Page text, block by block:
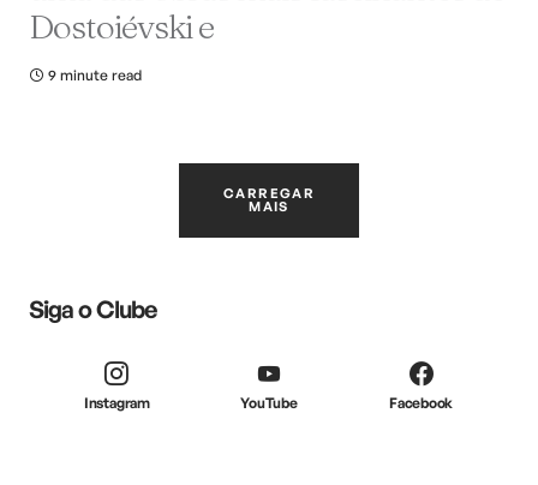
Dostoiévski e
9 minute read
CARREGAR
MAIS
Siga o Clube
Instagram YouTube Facebook